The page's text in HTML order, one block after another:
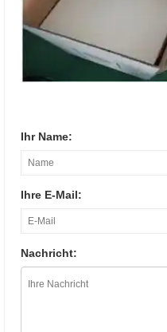
Ihr Name:
Ihre E-Mail:
Nachricht: